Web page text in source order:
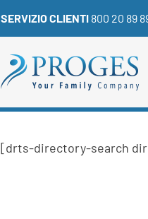
SERVIZIO CLIENTI800 20 89
[drts-directory-search